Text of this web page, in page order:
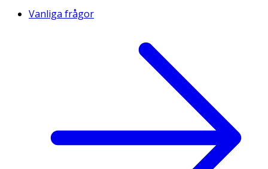
Vanliga frågor